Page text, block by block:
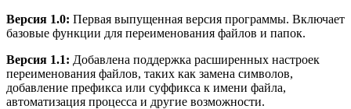
Версия 1.0: Первая выпущенная версия программы. Включает
базовые функции для переименования файлов и папок.
Версия 1.1: Добавлена поддержка расширенных настроек
переименования файлов, таких как замена символов,
добавление префикса или суффикса к имени файла,
автоматизация процесса и другие возможности.